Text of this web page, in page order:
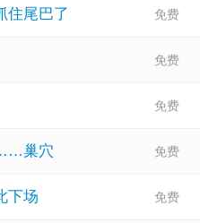
住尾巴了
巢穴
下场